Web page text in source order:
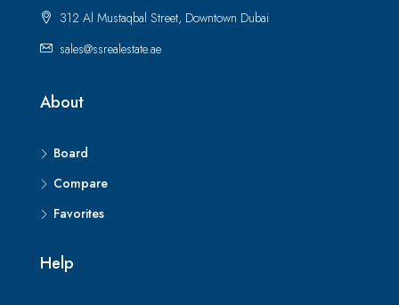
312 Al Mustaqbal Street, Downtown Dubai
sales@ssrealestate.ae
About
Board
Compare
Favorites
Help